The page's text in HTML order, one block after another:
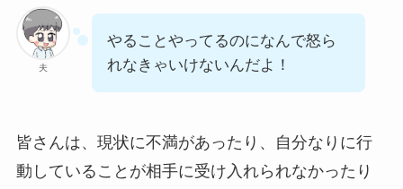
夫
やることやってるのになんで怒ら
れなきゃいけないんだよ！
皆さんは、現状に不満があったり、自分なりに行
動していることが相手に受け入れられなかったり